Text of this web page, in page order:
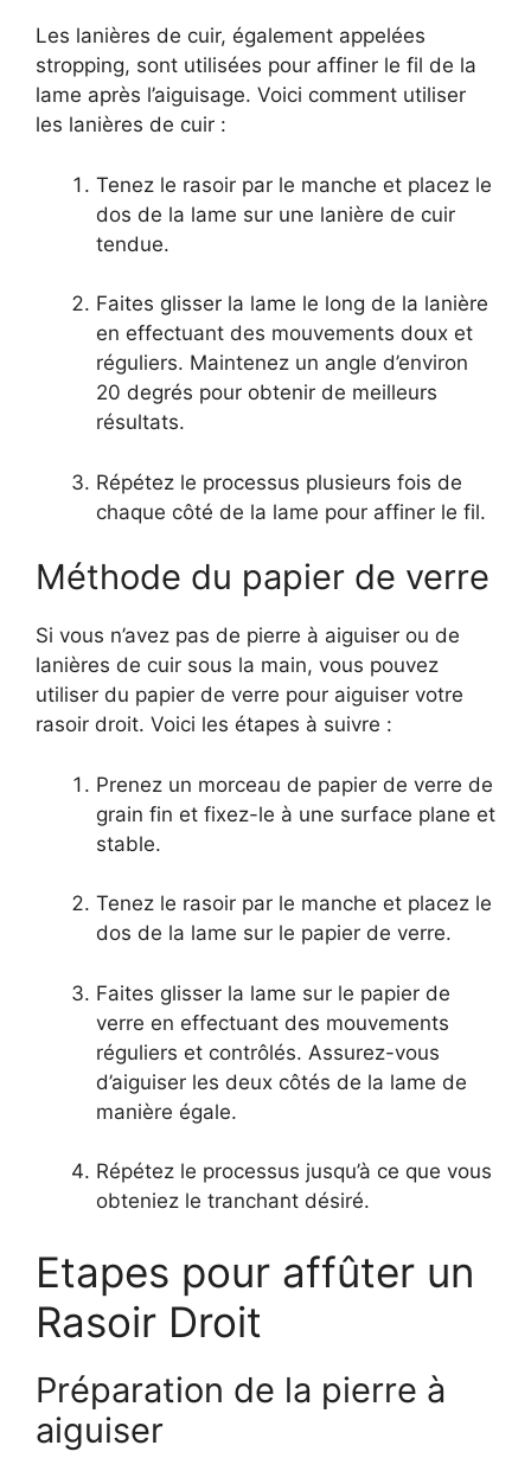
Les lanières de cuir, également appelées
stropping, sont utilisées pour affiner le fil de la
lame après l’aiguisage. Voici comment utiliser
les lanières de cuir :
Tenez le rasoir par le manche et placez le
dos de la lame sur une lanière de cuir
tendue.
Faites glisser la lame le long de la lanière
en effectuant des mouvements doux et
réguliers. Maintenez un angle d’environ
20 degrés pour obtenir de meilleurs
résultats.
Répétez le processus plusieurs fois de
chaque côté de la lame pour affiner le fil.
Méthode du papier de verre
Si vous n’avez pas de pierre à aiguiser ou de
lanières de cuir sous la main, vous pouvez
utiliser du papier de verre pour aiguiser votre
rasoir droit. Voici les étapes à suivre :
Prenez un morceau de papier de verre de
grain fin et fixez-le à une surface plane et
stable.
Tenez le rasoir par le manche et placez le
dos de la lame sur le papier de verre.
Faites glisser la lame sur le papier de
verre en effectuant des mouvements
réguliers et contrôlés. Assurez-vous
d’aiguiser les deux côtés de la lame de
manière égale.
Répétez le processus jusqu’à ce que vous
obteniez le tranchant désiré.
Etapes pour affûter un
Rasoir Droit
Préparation de la pierre à
aiguiser